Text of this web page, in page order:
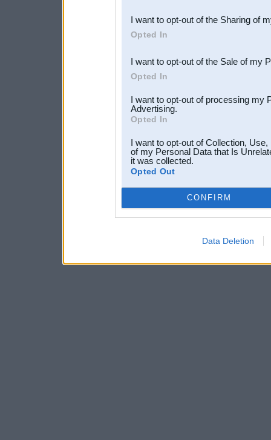
Downstream Participants
third parties.
I want to opt-out of the Sharing of
Opted In
I want to opt-out of the Sale of my
Opted In
I want to opt-out of processing my
Advertising.
Opted In
I want to opt-out of Collection,
of my Personal Data that Is
it was collected.
Opted Out
CONFIRM
Data Deletion